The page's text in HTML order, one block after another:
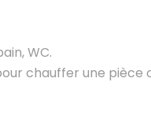
WC.
chauffer une pièce